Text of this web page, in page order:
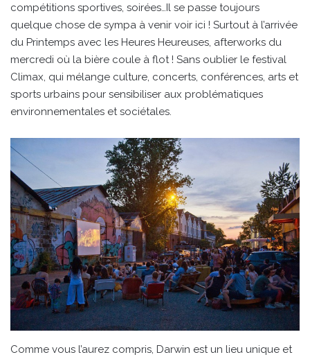
compétitions sportives, soirées…Il se passe toujours
quelque chose de sympa à venir voir ici ! Surtout à l’arrivée
du Printemps avec les Heures Heureuses, afterworks du
mercredi où la bière coule à flot ! Sans oublier le festival
Climax, qui mélange culture, concerts, conférences, arts et
sports urbains pour sensibiliser aux problématiques
environnementales et sociétales.
Comme vous l’aurez compris, Darwin est un lieu unique et